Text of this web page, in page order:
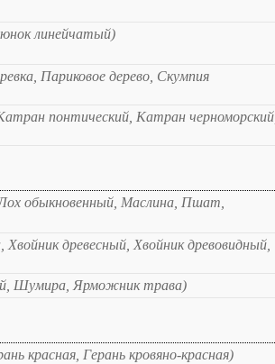
линейчатый)
Париковое дерево, Скумпия
понтический, Катран черноморский,
обыкновенный, Маслина, Пшат,
древесный, Хвойник древовидный,
Шумира, Ярможник трава)
красная, Герань кровяно-красная)